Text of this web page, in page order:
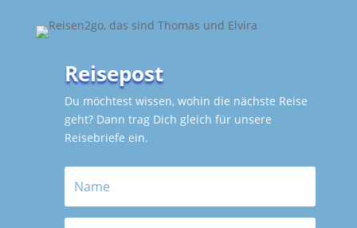
Reisepost
Du möchtest wissen, wohin die nächste Reise
geht? Dann trag Dich gleich für unsere
Reisebriefe ein.